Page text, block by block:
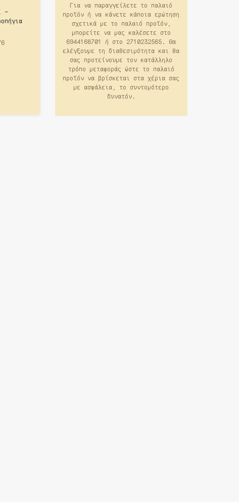
-
Για να παραγγείλετε το παλαιό
προϊόν ή να κάνετε κάποια ερώτηση
σχετικά με το παλαιό προϊόν,
μπορείτε να μας καλέσετε στο
6944168701 ή στο 2710232565. Θα
ελέγξουμε τη διαθεσιμότητα και θα
σας προτείνουμε τον κατάλληλο
τρόπο μεταφοράς ώστε το παλαιό
προϊόν να βρίσκεται στα χέρια σας
με ασφάλεια, το συντομότερο
δυνατόν.